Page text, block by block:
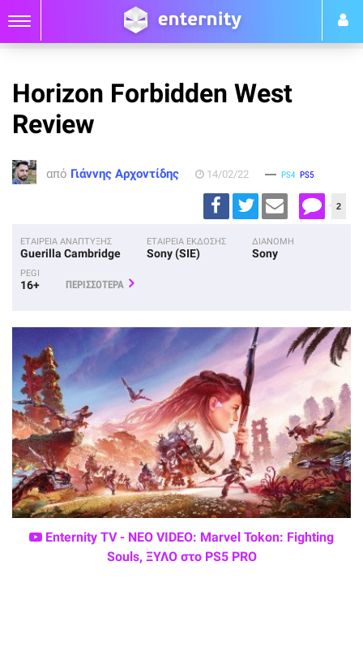
Horizon Forbidden West
Review
από Γιάννης Αρχοντίδης 14/02/22 PS4 PS5
2
ΕΤΑΙΡΕΙΑ ΑΝΑΠΤΥΞΗΣ
Guerilla Cambridge
ΕΤΑΙΡΕΙΑ ΕΚΔΟΣΗΣ
Sony (SIE)
ΔΙΑΝΟΜΗ
Sony
PEGI
16+ ΠΕΡΙΣΣΟΤΕΡΑ
Enternity TV - ΝΕΟ VIDEO: Marvel Tokon: Fighting
Souls, ΞΥΛΟ στο PS5 PRO